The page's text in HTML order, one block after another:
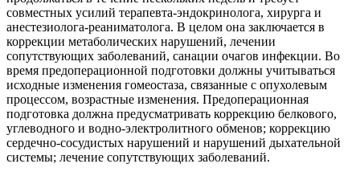
совместных усилий терапевта-эндокринолога, хирурга и
анестезиолога-реаниматолога. В целом она заключается в
коррекции метаболических нарушений, лечении
сопутствующих заболеваний, санации очагов инфекции. Во
время предоперационной подготовки должны учитываться
исходные изменения гомеостаза, связанные с опухолевым
процессом, возрастные изменения. Предоперационная
подготовка должна предусматривать коррекцию белкового,
углеводного и водно-электролитного обменов; коррекцию
сердечно-сосудистых нарушений и нарушений дыхательной
системы; лечение сопутствующих заболеваний.